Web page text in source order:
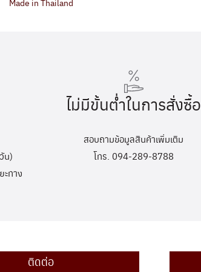
Made in Thailand
น)
ทาง
ไม่มีขั้นต่ำในการสั่งซื้อ
สอบถามข้อมูลสินค้าเพิ่มเติม
โทร. 094-289-8788
ติดต่อ